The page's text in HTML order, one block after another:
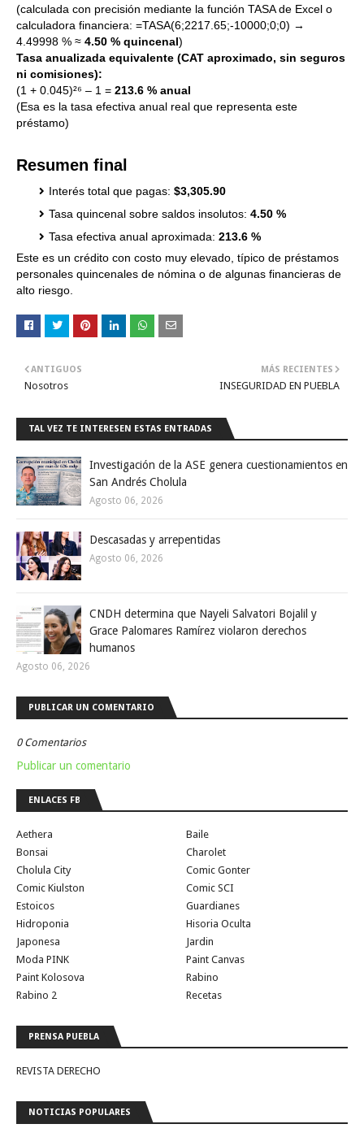
(calculada con precisión mediante la función TASA de Excel o
calculadora financiera: =TASA(6;2217.65;-10000;0;0) →
4.49998 % ≈ 4.50 % quincenal)
Tasa anualizada equivalente (CAT aproximado, sin seguros
ni comisiones):
(1 + 0.045)²⁶ – 1 = 213.6 % anual
(Esa es la tasa efectiva anual real que representa este
préstamo)
Resumen final
Interés total que pagas: $3,305.90
Tasa quincenal sobre saldos insolutos: 4.50 %
Tasa efectiva anual aproximada: 213.6 %
Este es un crédito con costo muy elevado, típico de préstamos
personales quincenales de nómina o de algunas financieras de
alto riesgo.
MÁS RECIENTES
INSEGURIDAD EN PUEBLA
ANTIGUOS
Nosotros
TAL VEZ TE INTERESEN ESTAS ENTRADAS
Investigación de la ASE genera cuestionamientos en
San Andrés Cholula
Agosto 06, 2026
Descasadas y arrepentidas
Agosto 06, 2026
CNDH determina que Nayeli Salvatori Bojalil y
Grace Palomares Ramírez violaron derechos
humanos
Agosto 06, 2026
PUBLICAR UN COMENTARIO
0 Comentarios
Publicar un comentario
ENLACES FB
Aethera
Baile
Bonsai
Charolet
Cholula City
Comic Gonter
Comic Kiulston
Comic SCI
Estoicos
Guardianes
Hidroponia
Hisoria Oculta
Japonesa
Jardin
Moda PINK
Paint Canvas
Paint Kolosova
Rabino
Rabino 2
Recetas
PRENSA PUEBLA
REVISTA DERECHO
NOTICIAS POPULARES